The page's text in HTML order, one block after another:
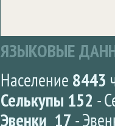
ЯЗЫКОВЫЕ
Население 8443
Селькупы 152 -
Эвенки 17 -